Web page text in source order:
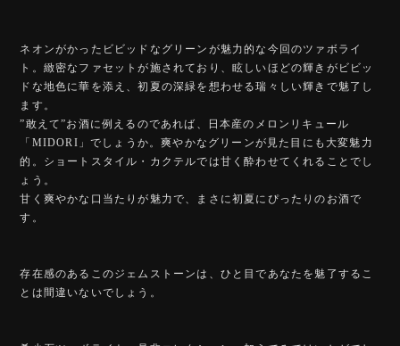
ネオンがかったビビッドなグリーンが魅力的な今回のツァボライ
ト。緻密なファセットが施されており、眩しいほどの輝きがビビッ
ドな地色に華を添え、初夏の深緑を想わせる瑞々しい輝きで魅了し
ます。
”敢えて”お酒に例えるのであれば、日本産のメロンリキュール
「MIDORI」でしょうか。爽やかなグリーンが見た目にも大変魅力
的。ショートスタイル・カクテルでは甘く酔わせてくれることでし
ょう。
甘く爽やかな口当たりが魅力で、まさに初夏にぴったりのお酒で
す。
存在感のあるこのジェムストーンは、ひと目であなたを魅了するこ
とは間違いないでしょう。